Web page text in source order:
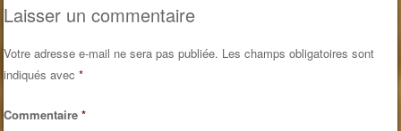
Laisser un commentaire
Votre adresse e-mail ne sera pas publiée. Les champs obligatoires sont
indiqués avec*
Commentaire*